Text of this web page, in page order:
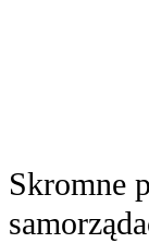
Skromne